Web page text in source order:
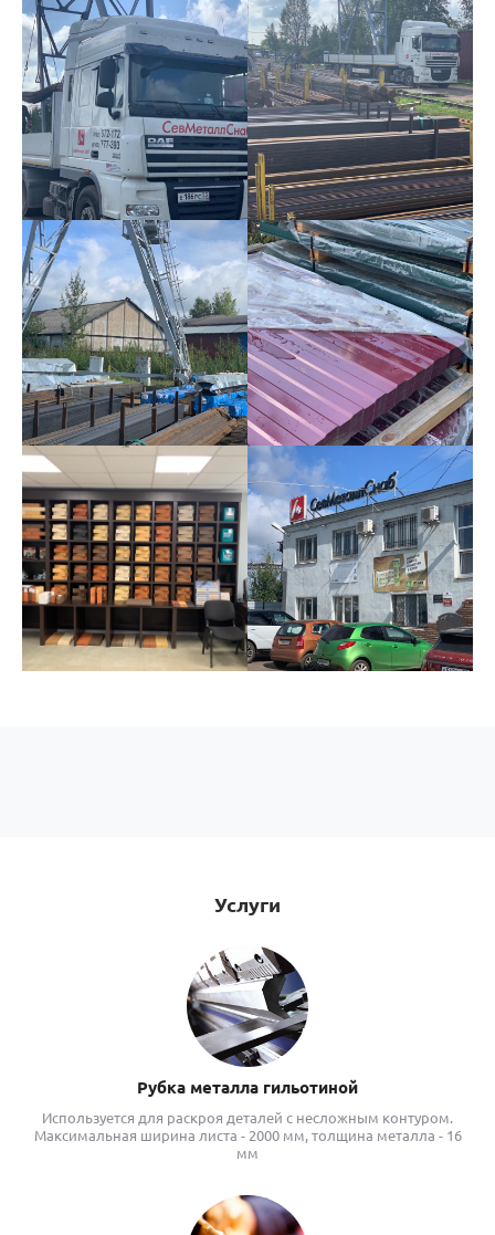
Услуги
Рубка металла гильотиной
Используется для раскроя деталей с несложным контуром.
Максимальная ширина листа - 2000 мм, толщина металла - 16
мм